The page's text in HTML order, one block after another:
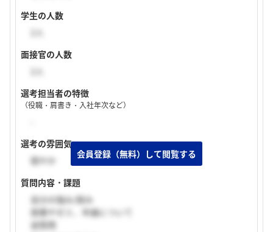
学生の人数
面接官の人数
選考担当者の特徴
（役職・肩書き・入社年次など）
選考の雰囲気
穏やか
質問内容・課題
自分の強み/弱み
授業やゼミ、卒論について
逆質問